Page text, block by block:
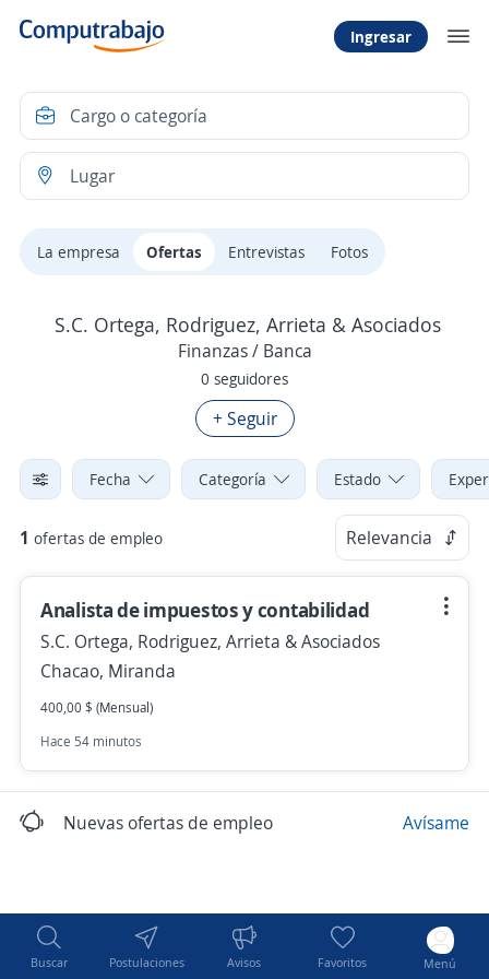
Ingresar
Buscar Postulaciones Avisos Favoritos Menú
La empresa Ofertas Entrevistas Fotos
S.C. Ortega, Rodriguez, Arrieta & Asociados
Finanzas / Banca
0 seguidores
+ Seguir
Fecha Categoría Estado
1 ofertas de empleo Relevancia
Analista de impuestos y contabilidad
S.C. Ortega, Rodriguez, Arrieta & Asociados
Chacao, Miranda
400,00 $ (Mensual)
Hace 54 minutos
Nuevas ofertas de empleo Avísame